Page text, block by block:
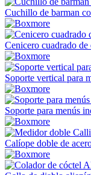
Cuchillo de barman
Cenicero cuadrado
Soporte vertical para
Soporte para menús
Calíope doble de